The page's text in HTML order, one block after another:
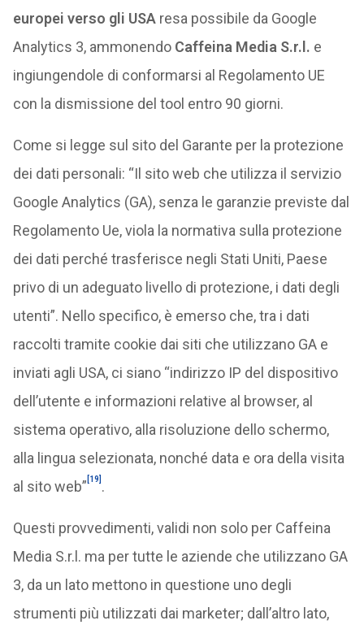
europei verso gli USA resa possibile da Google
Analytics 3, ammonendoCaffeina Media S.r.l. e
ingiungendole di conformarsi al Regolamento UE
con la dismissione del tool entro 90 giorni.
Come si legge sul sito del Garante per la protezione
dei dati personali: “Il sito web che utilizza il servizio
Google Analytics (GA), senza le garanzie previste dal
Regolamento Ue, viola la normativa sulla protezione
dei dati perché trasferisce negli Stati Uniti, Paese
privo di un adeguato livello di protezione, i dati degli
utenti”. Nello specifico, è emerso che, tra i dati
raccolti tramite cookie dai siti che utilizzano GA e
inviati agli USA, ci siano “indirizzo IP del dispositivo
dell’utente e informazioni relative al browser, al
sistema operativo, alla risoluzione dello schermo,
alla lingua selezionata, nonché data e ora della visita
al sito web” [19] .
Questi provvedimenti, validi non solo per Caffeina
Media S.r.l. ma per tutte le aziende che utilizzano GA
3, da un lato mettono in questione uno degli
strumenti più utilizzati dai marketer; dall’altro lato,